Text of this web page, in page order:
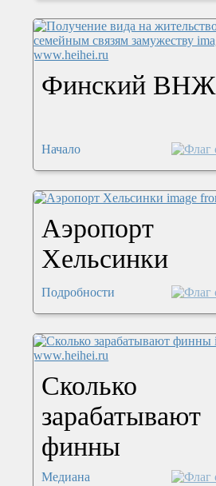
Финский ВНЖ
Начало
Аэропорт
Хельсинки
Подробности
Сколько
зарабатывают
финны
Медиана